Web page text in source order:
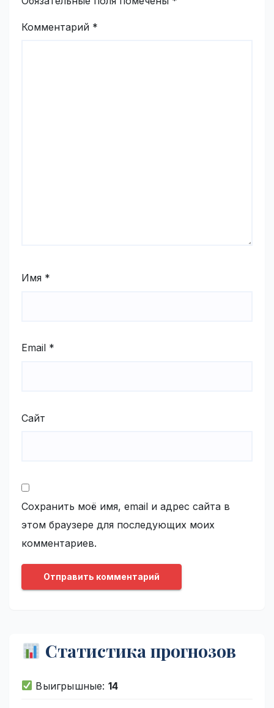
Комментарий *
Имя *
Email *
Сайт
Сохранить моё имя, email и адрес сайта в
этом браузере для последующих моих
комментариев.
Статистика прогнозов
Выигрышные: 14